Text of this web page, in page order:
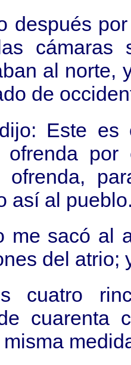
después
cámaras
al norte,
de
Este es
ofrenda
ofrenda,
así al
me sacó al
del atrio;
cuatro
cuarenta